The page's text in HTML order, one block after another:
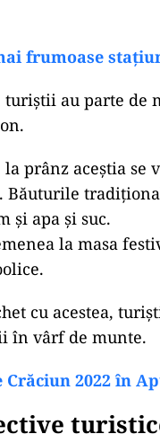
frumoase
turiștii au parte de
la prânz aceștia se
Băuturile
și apa și suc.
la masa
cu acestea,
în vârf de munte.
Crăciun 2022 în